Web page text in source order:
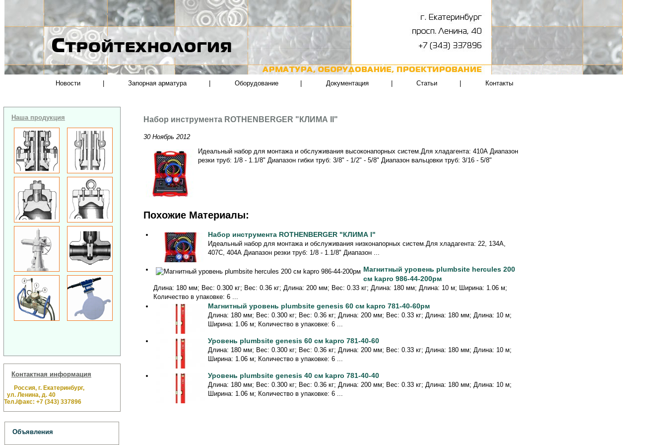
Новости Запорная арматура Оборудование Документация Статьи Контакты
Наша продукция
Контактная информация
Россия, г. Екатеринбург,
ул. Ленина, д. 40
Тел./факс: +7 (343) 337896
Объявления
Набор инструмента ROTHENBERGER "КЛИМА II"
30 Ноябрь 2012
Идеальный набор для монтажа и обслуживания высоконапорных систем.Для хладагента: 410А Диапазон
резки труб: 1/8 - 1.1/8" Диапазон гибки труб: 3/8" - 1/2" - 5/8" Диапазон вальцовки труб: 3/16 - 5/8"
Похожие Материалы:
Набор инструмента ROTHENBERGER "КЛИМА I"
Идеальный набор для монтажа и обслуживания низконапорных систем.Для хладагента: 22, 134А,
407С, 404А Диапазон резки труб: 1/8 - 1.1/8" Диапазон ...
Магнитный уровень plumbsite hercules 200
см kapro 986-44-200рм
Длина: 180 мм; Вес: 0.300 кг; Вес: 0.36 кг; Длина: 200 мм; Вес: 0.33 кг; Длина: 180 мм; Длина: 10 м; Ширина: 1.06 м;
Количество в упаковке: 6 ...
Магнитный уровень plumbsite genesis 60 см kapro 781-40-60рм
Длина: 180 мм; Вес: 0.300 кг; Вес: 0.36 кг; Длина: 200 мм; Вес: 0.33 кг; Длина: 180 мм; Длина: 10 м;
Ширина: 1.06 м; Количество в упаковке: 6 ...
Уровень plumbsite genesis 60 см kapro 781-40-60
Длина: 180 мм; Вес: 0.300 кг; Вес: 0.36 кг; Длина: 200 мм; Вес: 0.33 кг; Длина: 180 мм; Длина: 10 м;
Ширина: 1.06 м; Количество в упаковке: 6 ...
Уровень plumbsite genesis 40 см kapro 781-40-40
Длина: 180 мм; Вес: 0.300 кг; Вес: 0.36 кг; Длина: 200 мм; Вес: 0.33 кг; Длина: 180 мм; Длина: 10 м;
Ширина: 1.06 м; Количество в упаковке: 6 ...